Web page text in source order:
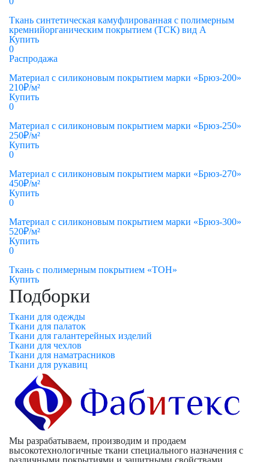
Ткань синтетическая камуфлированная с полимерным
кремнийорганическим покрытием (ТСК) вид А
Купить
0
Распродажа
Материал с силиконовым покрытием марки «Брюз-200»
210₽/м²
Купить
0
Материал с силиконовым покрытием марки «Брюз-250»
250₽/м²
Купить
0
Материал с силиконовым покрытием марки «Брюз-270»
450₽/м²
Купить
0
Материал с силиконовым покрытием марки «Брюз-300»
520₽/м²
Купить
0
Ткань с полимерным покрытием «ТОН»
Купить
Подборки
Ткани для одежды
Ткани для палаток
Ткани для галантерейных изделий
Ткани для чехлов
Ткани для наматрасников
Ткани для рукавиц
Мы разрабатываем, производим и продаем
высокотехнологичные ткани специального назначения с
различными покрытиями и защитными свойствами.